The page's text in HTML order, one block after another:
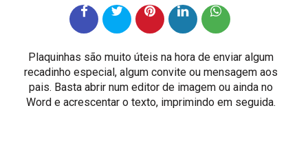
Plaquinhas são muito úteis na hora de enviar algum
recadinho especial, algum convite ou mensagem aos
pais. Basta abrir num editor de imagem ou ainda no
Word e acrescentar o texto, imprimindo em seguida.